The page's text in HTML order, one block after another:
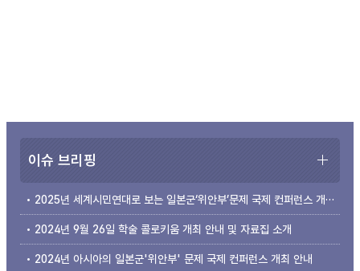
이슈 브리핑
2025년 세계시민연대로 보는 일본군‘위안부’문제 국제 컨퍼런스 개최 안내
2024년 9월 26일 학술 콜로키움 개최 안내 및 자료집 소개
2024년 아시아의 일본군'위안부' 문제 국제 컨퍼런스 개최 안내